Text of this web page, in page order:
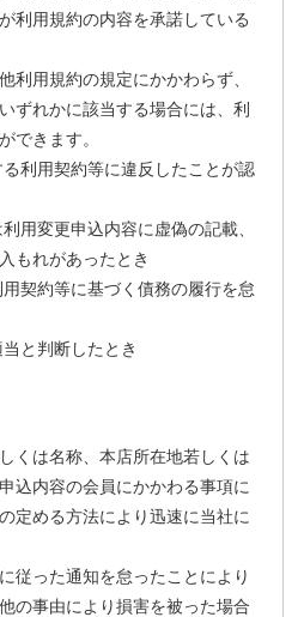
利用規約の内容を承諾している
利用規約の規定にかかわらず、
ずれかに該当する場合には、利
できます。
る利用契約等に違反したことが認
用変更申込内容に虚偽の記載、
もれがあったとき
用契約等に基づく債務の履行を怠
と判断したとき
くは名称、本店所在地若しくは
込内容の会員にかかわる事項に
定める方法により迅速に当社に
従った通知を怠ったことにより
の事由により損害を被った場合